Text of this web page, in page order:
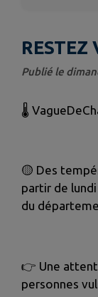
Publié le
🌡️
🟡 Des
partir de lundi
du
👉 Une
personnes